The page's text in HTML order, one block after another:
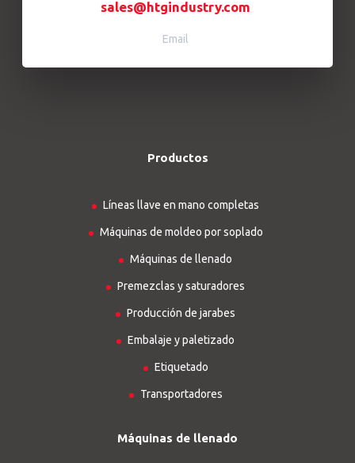
sales@htgindustry.com
Email
Productos
Líneas llave en mano completas
Máquinas de moldeo por soplado
Máquinas de llenado
Premezclas y saturadores
Producción de jarabes
Embalaje y paletizado
Etiquetado
Transportadores
Máquinas de llenado